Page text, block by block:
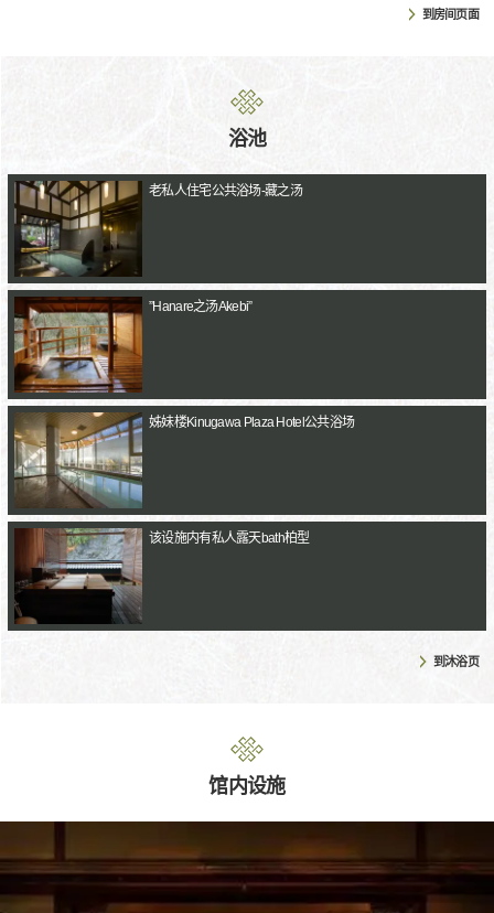
到房间页面
浴池
老私人住宅公共浴场-藏之汤
”Hanare之汤Akebi”
姊妹楼Kinugawa Plaza Hotel公共浴场
该设施内有私人露天bath柏型
到沐浴页
馆内设施